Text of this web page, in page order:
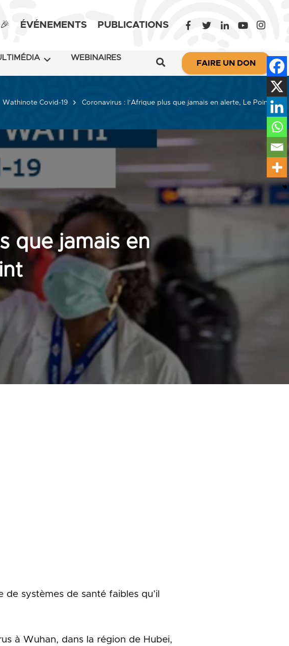
🎉 ÉVÉNEMENTS PUBLICATIONS
WEBINAIRES
FAIRE UN DON
Wathinote Covid-19 Coronavirus : l’Afrique plus que jamais en alerte, Le Point
que jamais en
systèmes de santé faibles qu’il
à Wuhan, dans la région de Hubei,